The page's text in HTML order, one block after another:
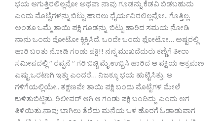
ಭಯ ಆಗುತ್ತಿರಲಿಲ್ಲವೋ ಅಥವಾ ನಾವು ಗೂಡನ್ನು ಕೆಡವಿ ಬಿಡಬಹುದು
ಎಂದು ಮೊಟ್ಟೆಗಳನ್ನು ಬಿಟ್ಟು ಹಾರಲು ಧೈರ್ಯವಿರಲಿಲ್ಲವೋ.. ಗೊತ್ತಿಲ್ಲ.
ಅಂತೂ ಒಮ್ಮೆ ತಾಯಿ ಪಕ್ಷಿ ಗೂಡನ್ನು ಬಿಟ್ಟು ಹಾರಿದ ಸಮಯ ನೋಡಿ
ನಾನು ಒಂದು ಫೋಟೋ ಕ್ಲಿಕ್ಕಿಸಿದೆ. ಒಂದೇ ಒಂದು ಫೋಟೋ… ಅಷ್ಟರಲ್ಲಿ
ಹಾರಿ ಬಂತು ನೋಡಿ ಗಂಡು ಪಕ್ಷಿ!! ನನ್ನ ಮುಖದೆದುರು ಕಣ್ಣಿಗೆ ತೀರಾ
ಸಮೀಪದಲ್ಲಿ ” ರಪ್ಪನೆ ” ಗರಿ ಬಿಚ್ಚಿ ಮೈ ಉಬ್ಬಿಸಿ ಹಾರಿದ ಆ ಪಕ್ಷಿಯ ಆಕ್ರಮಣ
ಎಷ್ಟು ಒರಟಾಗಿ ಇತ್ತು ಎಂದರೆ… ನಿಜಕ್ಕೂ ಭಯ ಹುಟ್ಟಿಸಿತ್ತು. ಆ
ಗಳಿಗೆಯಲ್ಲಿಯೇ.. ತಕ್ಷಣವೇ ತಾಯಿ ಪಕ್ಷಿ ಬಂದು ಮೊಟ್ಟೆಗಳ ಮೇಲೆ
ಕುಳಿತುಬಿಟ್ಟಿತು. ರಿಲೀವರ್ ಆಗಿ ಆ ಗಂಡು ಪಕ್ಷಿ ಬಂದಿದ್ದು ಎಂದು ಆಗ
ತಿಳಿಯಿತು.ನಾವು ಬಾಗಿಲು ತೆರೆದು ಮನೆಯ ಒಳ ಹೊರಗೆ ಓಡಾಡುವಾಗ